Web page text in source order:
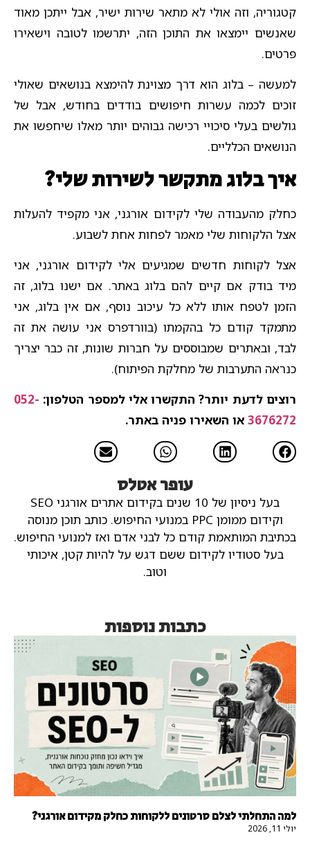
קטגוריה, וזה אולי לא מתאר שירות ישיר, אבל ייתכן מאוד
שאנשים יימצאו את התוכן הזה, יתרשמו לטובה וישאירו
פרטים.
למעשה – בלוג הוא דרך מצוינת להימצא בנושאים שאולי
זוכים לכמה עשרות חיפושים בודדים בחודש, אבל של
גולשים בעלי סיכויי רכישה גבוהים יותר מאלו שיחפשו את
הנושאים הכלליים.
איך בלוג מתקשר לשירות שלי?
כחלק מהעבודה שלי לקידום אורגני, אני מקפיד להעלות
אצל הלקוחות שלי מאמר לפחות אחת לשבוע.
אצל לקוחות חדשים שמגיעים אלי לקידום אורגני, אני
מיד בודק אם קיים להם בלוג באתר. אם ישנו בלוג, זה
הזמן לטפח אותו ללא כל עיכוב נוסף, אם אין בלוג, אני
מתמקד קודם כל בהקמתו (בוורדפרס אני עושה את זה
לבד, ובאתרים שמבוססים על חברות שונות, זה כבר יצריך
כנראה התערבות של מחלקת הפיתוח).
רוצים לדעת יותר? התקשרו אלי למספר הטלפון: 052-
3676272 או השאירו פניה באתר.
עופר אטלס
בעל ניסיון של 10 שנים בקידום אתרים אורגני SEO
וקידום ממומן PPC במנועי החיפוש.
כותב תוכן מנוסה
בכתיבת המותאמת קודם כל לבני אדם ואז למנועי החיפוש.
בעל סטודיו לקידום ששם דגש על להיות קטן, איכותי
וטוב.
כתבות נוספות
למה התחלתי לצלם סרטונים ללקוחות כחלק מקידום אורגני?
יולי 11, 2026